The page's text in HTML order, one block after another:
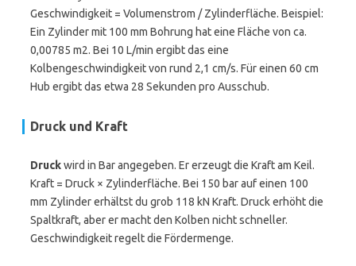
Geschwindigkeit = Volumenstrom / Zylinderfläche. Beispiel:
Ein Zylinder mit 100 mm Bohrung hat eine Fläche von ca.
0,00785 m2. Bei 10 L/min ergibt das eine
Kolbengeschwindigkeit von rund 2,1 cm/s. Für einen 60 cm
Hub ergibt das etwa 28 Sekunden pro Ausschub.
Druck und Kraft
Druckwird in Bar angegeben. Er erzeugt die Kraft am Keil.
Kraft = Druck × Zylinderfläche. Bei 150 bar auf einen 100
mm Zylinder erhältst du grob 118 kN Kraft. Druck erhöht die
Spaltkraft, aber er macht den Kolben nicht schneller.
Geschwindigkeit regelt die Fördermenge.